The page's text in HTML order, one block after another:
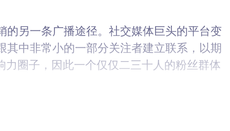
另一条广播途径。社交媒体巨头的平台变
中非常小的一部分关注者建立联系，以期
圈子，因此一个仅仅二三十人的粉丝群体